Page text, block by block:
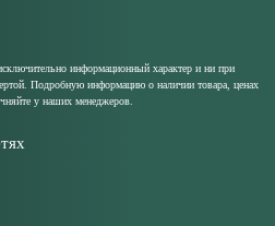
информационный характер и ни при
Подробную информацию о наличии товара, ценах
у наших менеджеров.